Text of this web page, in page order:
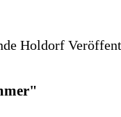
Holdorf